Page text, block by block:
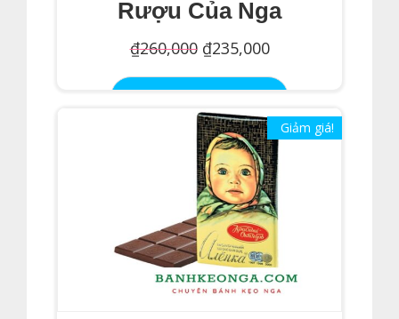
Rượu Của Nga
₫260,000 Giá
gốc
₫260,000.
₫235,000Giá
hiện
là:
₫235,000.
Giảm giá!